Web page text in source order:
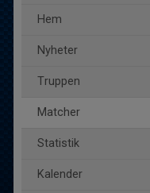
Hem
Nyheter
Truppen
Matcher
Statistik
Kalender